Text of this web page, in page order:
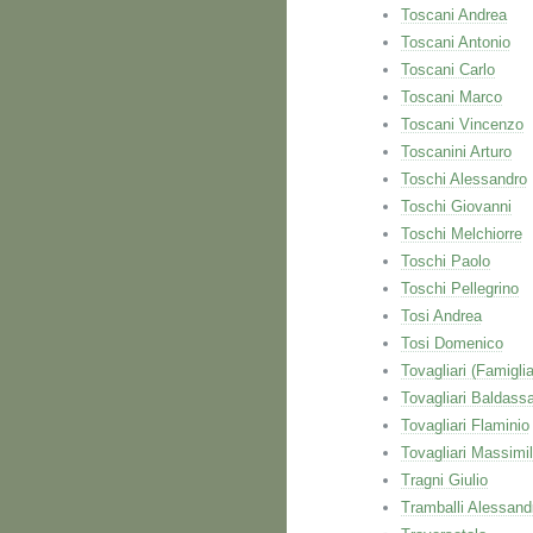
Toscani Andrea
Toscani Antonio
Toscani Carlo
Toscani Marco
Toscani Vincenzo
Toscanini Arturo
Toschi Alessandro
Toschi Giovanni
Toschi Melchiorre
Toschi Paolo
Toschi Pellegrino
Tosi Andrea
Tosi Domenico
Tovagliari
Tovagliari
Tovagliari Flaminio
Tovagliari
Tragni Giulio
Tramballi